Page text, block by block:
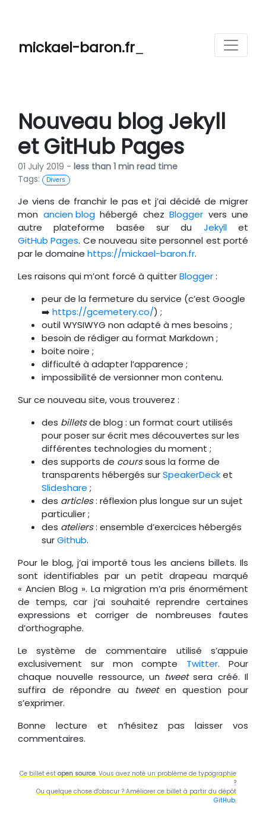
mickael-baron.fr
Nouveau blog Jekyll
et GitHub Pages
01 July 2019 - less than 1 min read time
Tags:
Divers
Je viens de franchir le pas et j’ai décidé de migrer
mon ancien bloghébergé chez Blogger vers une
autre plateforme basée sur du Jekyllet
GitHub Pages. Ce nouveau site personnel est porté
par le domaine https://mickael-baron.fr.
Les raisons qui m’ont forcé à quitterBlogger:
peur de la fermeture du service (c’est Google
➡️ https://gcemetery.co/) ;
outil WYSIWYG non adapté à mes besoins ;
besoin de rédiger au format Markdown ;
boite noire ;
difficulté à adapter l’apparence ;
impossibilité de versionner mon contenu.
Sur ce nouveau site, vous trouverez :
des billetsde blog : un format court utilisés
pour poser sur écrit mes découvertes sur les
différentes technologies du moment ;
des supports de courssous la forme de
transparents hébergés surSpeakerDecket
Slideshare ;
des articles: réflexion plus longue sur un sujet
particulier ;
des ateliers: ensemble d’exercices hébergés
surGithub.
Pour le blog, j’ai importé tous les anciens billets. Ils
sont identifiables par un petit drapeau marqué
« Ancien Blog ». La migration m’a pris énormément
de temps, car j’ai souhaité reprendre certaines
expressions et corriger de nombreuses fautes
d’orthographe.
Le système de commentaire utilisé s’appuie
exclusivement sur mon compte Twitter. Pour
chaque nouvelle ressource, un tweetsera créé. Il
suffira de répondre au tweeten question pour
s’exprimer.
Bonne lecture et n’hésitez pas laisser vos
commentaires.
Ce billet est open source. Vous avez noté un problème de typographie
?
Ou quelque chose d'obscur ? Améliorer ce billet à partir du dépôt
GitHub.